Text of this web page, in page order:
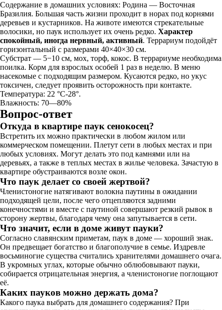
Содержание в домашних условиях: Родина — Восточная
Бразилия. Большая часть жизни проходит в норах под корнями
деревьев и кустарников. На животе имеются стрекательные
волосики, но паук использует их очень редко. Характер
спокойный, иногда нервный, активный. Террариум подойдёт
горизонтальный с размерами 40×40×30 см.
Субстрат — 5−10 см, мох, торф, кокос. В террариуме необходима
поилка. Корм для взрослых особей 1 раз в неделю. В меню
насекомые с подходящим размером. Кусаются редко, но укус
токсичен, следует проявить осторожность при контакте.
Температура: 22 °C-28°.
Влажность: 70—80%
Вопрос-ответ
Откуда в квартире паук сенокосец?
Встретить их можно практически в любом жилом или
коммерческом помещении. Плетут сети в любых местах и при
любых условиях. Могут делать это под камнями или на
деревьях, а также в теплых местах в жилье человека. Зачастую в
квартире обустраиваются возле окон.
Что паук делает со своей жертвой?
Членистоногие натягивают волокна паутины в ожидании
подходящей цели, после чего отцепляются задними
конечностями и вместе с паутиной совершают резкий рывок в
сторону жертвы, благодаря чему она запутывается в сети.
Что значит, если в доме живут пауки?
Согласно славянским приметам, паук в доме — хороший знак.
Он предвещает богатство и благополучие в семье. Издревле
восьминогие существа считались хранителями домашнего очага.
В укромных углах, которые обычно облюбовывают пауки,
собирается отрицательная энергия, а членистоногие поглощают
её.
Каких пауков можно держать дома?
Какого паука выбрать для домашнего содержания? При